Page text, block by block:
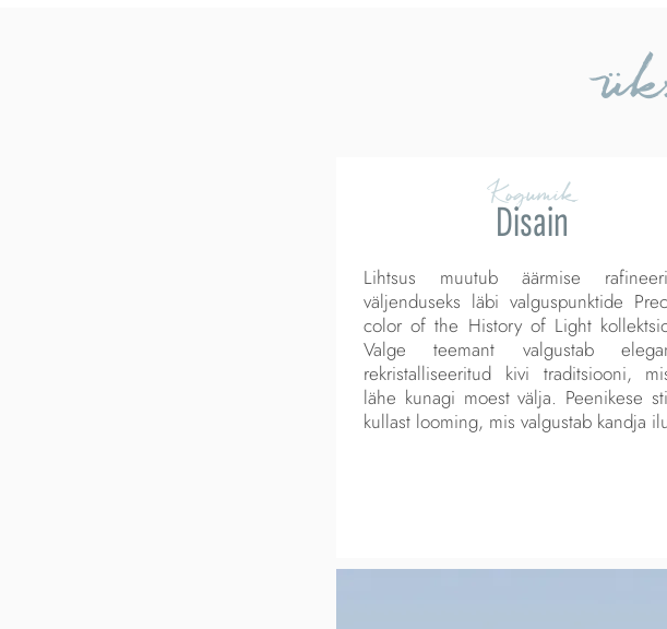
Kogumik
Disain
Lihtsus muutub äärmise
väljenduseks läbi valguspunktide
color of the History of Light
Valge teemant valgustab
rekristalliseeritud kivi traditsiooni,
lähe kunagi moest välja. Peenikese
kullast looming, mis valgustab kandja